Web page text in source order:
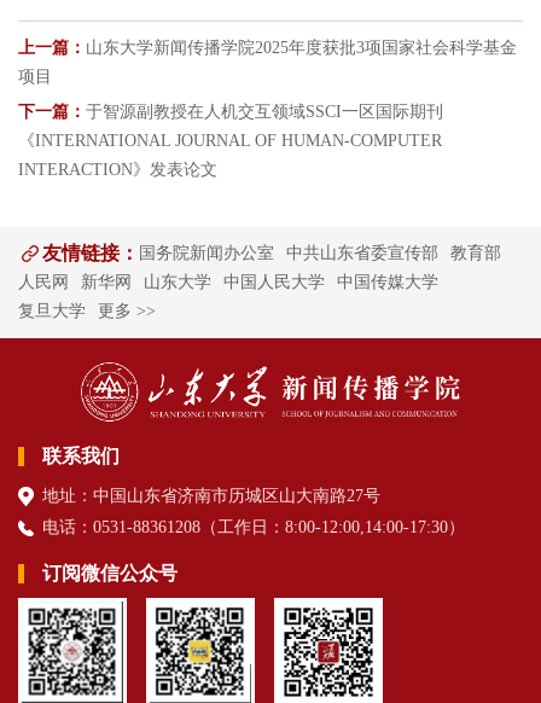
上一篇： 山东大学新闻传播学院2025年度获批3项国家社会科学基金
项目
下一篇： 于智源副教授在人机交互领域SSCI一区国际期刊
《INTERNATIONAL JOURNAL OF HUMAN-COMPUTER
INTERACTION》发表论文
友情链接： 国务院新闻办公室 中共山东省委宣传部
教育部
人民网
新华网 山东大学 中国人民大学
中国传媒大学
复旦大学
更多 >>
联系我们
地址：中国山东省济南市历城区山大南路27号
电话：0531-88361208（ 工作日 ：8:00-12:00,14:00-17:30）
订阅微信公众号